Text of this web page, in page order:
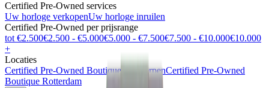
Certified Pre-Owned services
Uw horloge verkopenUw horloge inruilen
Certified Pre-Owned per prijsrange
tot €2.500€2.500 - €5.000€5.000 - €7.500€7.500 - €10.000€10.000
+
Locaties
Certified Pre-Owned Boutique AntwerpenCertified Pre-Owned
Boutique Rotterdam